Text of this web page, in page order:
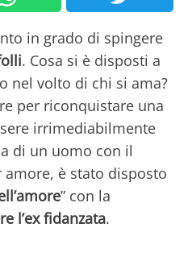
in grado di spingere
. Cosa si è disposti a
nel volto di chi si ama?
per riconquistare una
irrimediabilmente
di un uomo con il
amore, è stato disposto
” con la
l’ex fidanzata.